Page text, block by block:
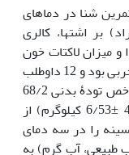
شنا در دماهای
سانتی‌گراد) بر اشتها، کالری
و میزان لاکتات خون
در دختران دانشجو بود. طرح تحقیق نیمه‌تجربی بود و 12 داوطلب
دختر (میانگین سنی3/1 ± 83/20 سال، شاخص تودۀ بدنی 68/2
± 46/20 کیلوگرم بر متر مربع، وزن 46/5 ±6/53 کیلوگرم) از
را در سه دمای
آب طبیعی، آب گرم) به